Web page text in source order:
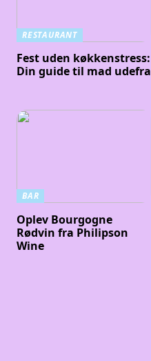
RESTAURANT
Fest uden køkkenstress:
Din guide til mad udefra
BAR
Oplev Bourgogne
Rødvin fra Philipson
Wine